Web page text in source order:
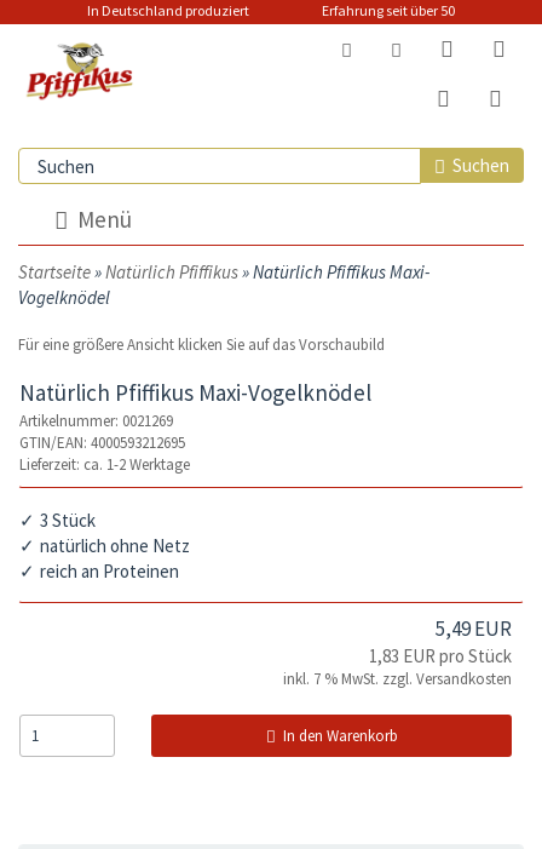
In Deutschland produziert Erfahrung seit über 50
Suchen
Menü
Startseite»Natürlich Pfiffikus»Natürlich Pfiffikus Maxi-
Vogelknödel
Für eine größere Ansicht klicken Sie auf das Vorschaubild
Natürlich Pfiffikus Maxi-Vogelknödel
Artikelnummer: 0021269
GTIN/EAN: 4000593212695
Lieferzeit: ca. 1-2 Werktage
3 Stück
natürlich ohne Netz
reich an Proteinen
5,49 EUR
1,83 EUR pro Stück
inkl. 7 % MwSt. zzgl. Versandkosten
In den Warenkorb